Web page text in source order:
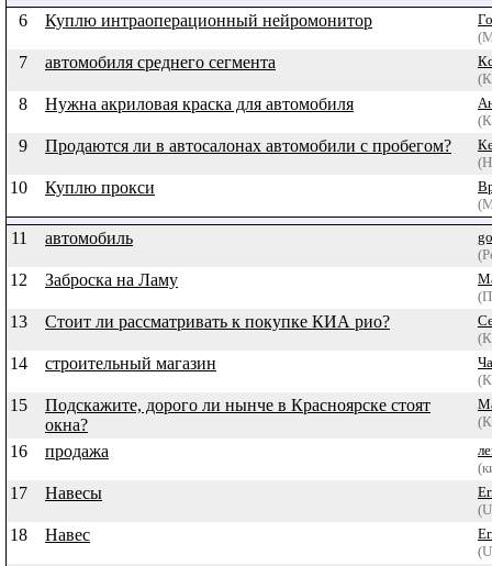
6 Куплю интраоперационный нейромонитор
7 автомобиля среднего сегмента
8 Нужна акриловая краска для автомобиля
9 Продаются ли в автосалонах автомобили с пробегом?
10 Куплю прокси
11 автомобиль
12 Заброска на Ламу
13 Стоит ли рассматривать к покупке КИА рио?
14 строительный магазин
15
Подскажите, дорого ли нынче в Красноярске стоят
окна?
16 продажа
17 Навесы
18 Навес